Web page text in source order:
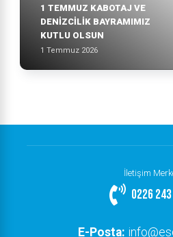
1 TEMMUZ KABOTAJ VE
DENİZCİLİK BAYRAMIMIZ
KUTLU OLSUN
1 Temmuz 2026
İletişim
0226
E-Posta: